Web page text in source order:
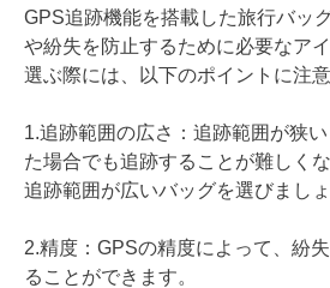
GPS追跡機能を搭載した旅行バッ
や紛失を防止するために必要なアイ
選ぶ際には、以下のポイントに注意
1.追跡範囲の広さ：追跡範囲が狭
た場合でも追跡することが難しくな
追跡範囲が広いバッグを選びましょ
2.精度：GPSの精度によって、紛
ることができます。